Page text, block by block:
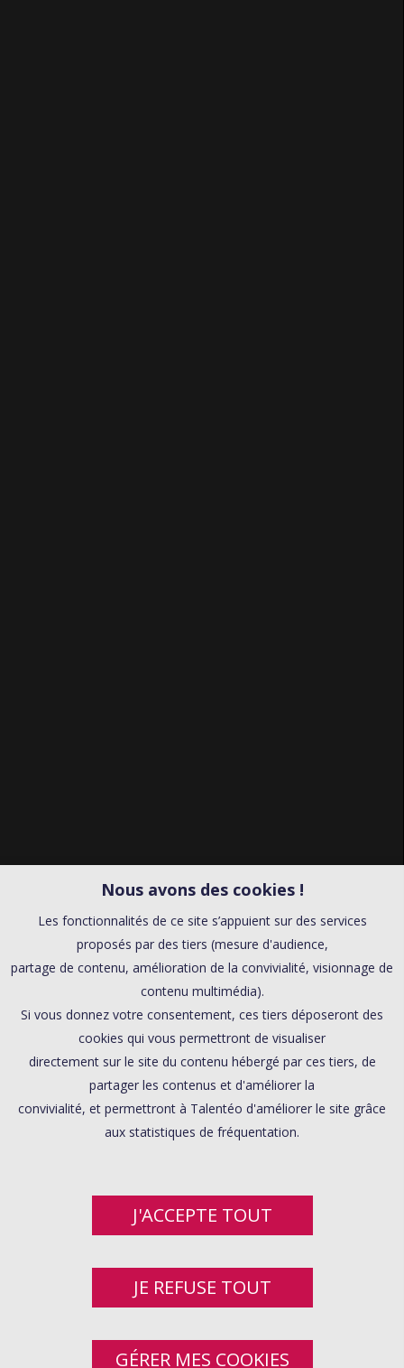
Nous avons des cookies !
Les fonctionnalités de ce site s’appuient sur des services
proposés par des tiers (mesure d'audience,
partage de contenu, amélioration de la convivialité, visionnage de
contenu multimédia).
Si vous donnez votre consentement, ces tiers déposeront des
cookies qui vous permettront de visualiser
directement sur le site du contenu hébergé par ces tiers, de
partager les contenus et d'améliorer la
convivialité, et permettront à Talentéo d'améliorer le site grâce
aux statistiques de fréquentation.
J'ACCEPTE TOUT
JE REFUSE TOUT
GÉRER MES COOKIES